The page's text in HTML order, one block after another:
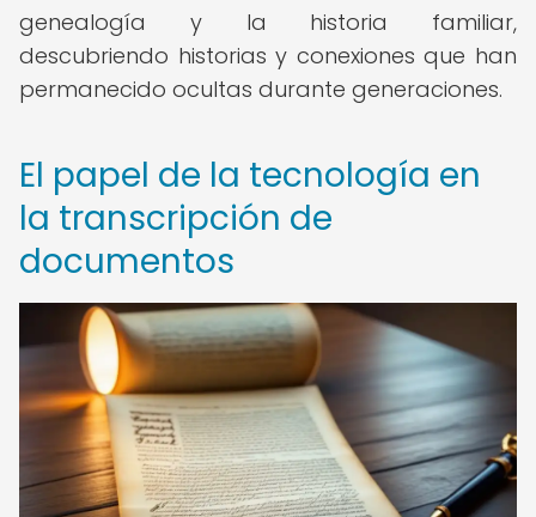
genealogía y la historia familiar,
descubriendo historias y conexiones que han
permanecido ocultas durante generaciones.
El papel de la tecnología en
la transcripción de
documentos